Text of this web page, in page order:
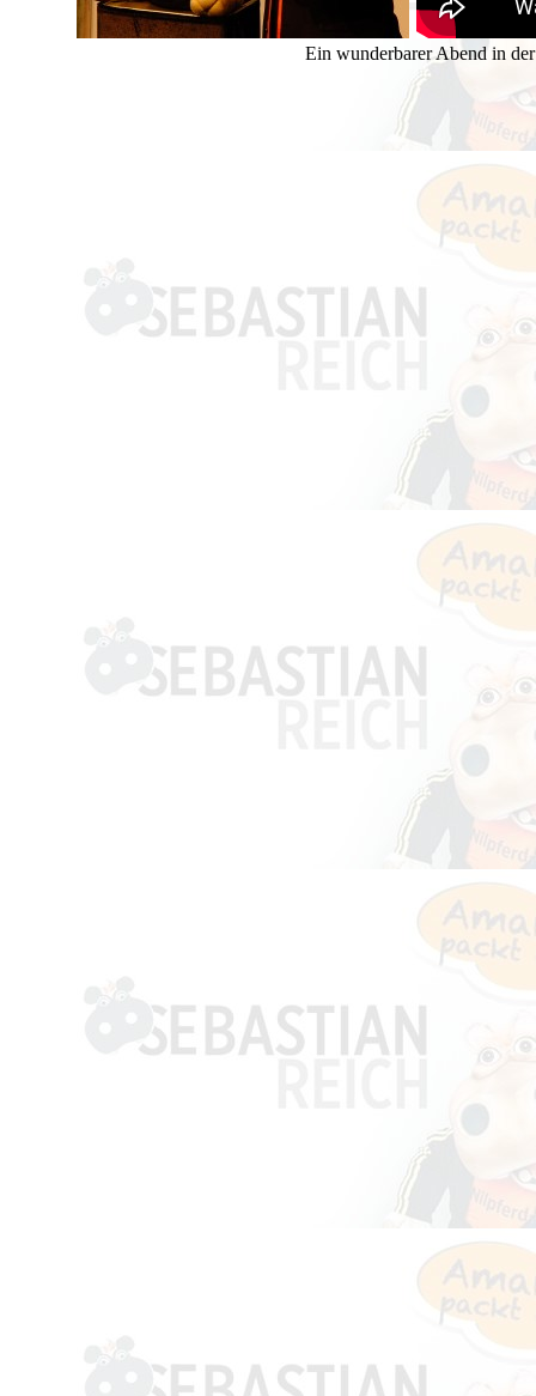
Ein wunderbarer Abend in